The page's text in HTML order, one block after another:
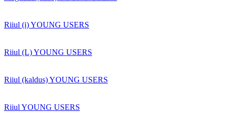
Riiul (i) YOUNG USERS
Riiul (L) YOUNG USERS
Riiul (kaldus) YOUNG USERS
Riiul YOUNG USERS